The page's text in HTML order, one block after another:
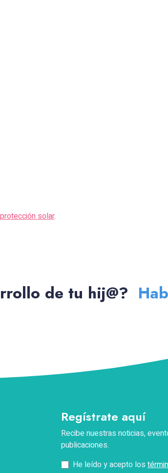
solar.
de tu hij@?
Regístrate aquí
Recibe nuestras noticias,
publicaciones.
He leído y acepto los
Teléfono
Pregunta